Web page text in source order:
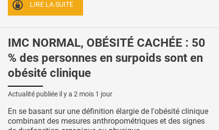
LIRE LA SUITE
IMC NORMAL, OBÉSITÉ CACHÉE : 50
% des personnes en surpoids sont en
obésité clinique
Actualité publiée il y a 2 mois 1 jour
En se basant sur une définition élargie de l'obésité clinique
combinant des mesures anthropométriques et des signes